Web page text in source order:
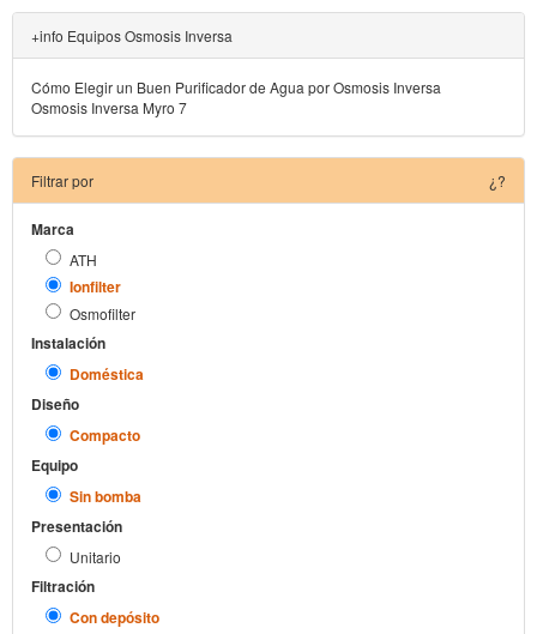
+info Equipos Osmosis Inversa
Cómo Elegir un Buen Purificador de Agua por Osmosis Inversa
Osmosis Inversa Myro 7
Filtrar por ¿?
Marca
ATH
Ionfilter
Osmofilter
Instalación
Doméstica
Diseño
Compacto
Equipo
Sin bomba
Presentación
Unitario
Filtración
Con depósito